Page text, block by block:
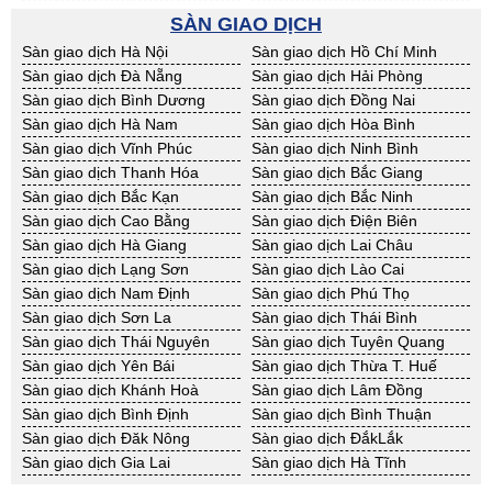
BĐS khác Ninh Thuận
BĐS khác Phú Yên
BĐS khác Quảng Bình
BĐS khác Quảng Nam
BĐS khác Quảng Ngãi
BĐS khác Bà Rịa - VT
BĐS khác Cần Thơ
BĐS khác An Giang
BĐS khác Bạc Liêu
BĐS khác Bến Tre
BĐS khác Bình Phước
BĐS khác Cà Mau
BĐS khác Đồng Tháp
BĐS khác Hậu Giang
BĐS khác Kiên Giang
BĐS khác Long An
BĐS khác Sóc Trăng
BĐS khác Tây Ninh
BĐS khác Tiền Giang
BĐS khác Trà Vinh
BĐS khác Vĩnh Long
BĐS khác Hải Dương
BĐS khác Hưng Yên
BĐS khác Quảng Ninh
SÀN GIAO DỊCH
Sàn giao dịch Hà Nội
Sàn giao dịch Hồ Chí Minh
Sàn giao dịch Đà Nẵng
Sàn giao dịch Hải Phòng
Sàn giao dịch Bình Dương
Sàn giao dịch Đồng Nai
Sàn giao dịch Hà Nam
Sàn giao dịch Hòa Bình
Sàn giao dịch Vĩnh Phúc
Sàn giao dịch Ninh Bình
Sàn giao dịch Thanh Hóa
Sàn giao dịch Bắc Giang
Sàn giao dịch Bắc Kạn
Sàn giao dịch Bắc Ninh
Sàn giao dịch Cao Bằng
Sàn giao dịch Điện Biên
Sàn giao dịch Hà Giang
Sàn giao dịch Lai Châu
Sàn giao dịch Lạng Sơn
Sàn giao dịch Lào Cai
Sàn giao dịch Nam Định
Sàn giao dịch Phú Thọ
Sàn giao dịch Sơn La
Sàn giao dịch Thái Bình
Sàn giao dịch Thái Nguyên
Sàn giao dịch Tuyên Quang
Sàn giao dịch Yên Bái
Sàn giao dịch Thừa T. Huế
Sàn giao dịch Khánh Hoà
Sàn giao dịch Lâm Đồng
Sàn giao dịch Bình Định
Sàn giao dịch Bình Thuận
Sàn giao dịch Đăk Nông
Sàn giao dịch ĐắkLắk
Sàn giao dịch Gia Lai
Sàn giao dịch Hà Tĩnh